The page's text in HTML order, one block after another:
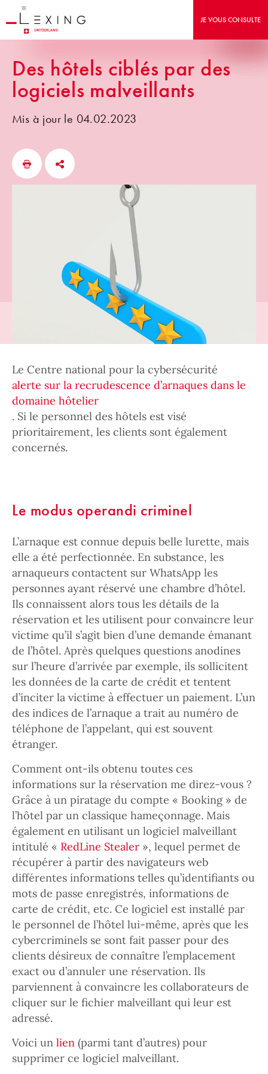
JE VOUS CONSULTE
Des hôtels ciblés par des
logiciels malveillants
Mis à jour le 04.02.2023
Le Centre national pour la cybersécurité
alerte sur la recrudescence d’arnaques dans le
domaine hôtelier
. Si le personnel des hôtels est visé
prioritairement, les clients sont également
concernés.
Le modus operandi criminel
L’arnaque est connue depuis belle lurette, mais
elle a été perfectionnée. En substance, les
arnaqueurs contactent sur WhatsApp les
personnes ayant réservé une chambre d’hôtel.
Ils connaissent alors tous les détails de la
réservation et les utilisent pour convaincre leur
victime qu’il s’agit bien d’une demande émanant
de l’hôtel. Après quelques questions anodines
sur l’heure d’arrivée par exemple, ils sollicitent
les données de la carte de crédit et tentent
d’inciter la victime à effectuer un paiement. L’un
des indices de l’arnaque a trait au numéro de
téléphone de l’appelant, qui est souvent
étranger.
Comment ont-ils obtenu toutes ces
informations sur la réservation me direz-vous ?
Grâce à un piratage du compte « Booking » de
l’hôtel par un classique hameçonnage. Mais
également en utilisant un logiciel malveillant
intitulé « RedLine Stealer », lequel permet de
récupérer à partir des navigateurs web
différentes informations telles qu’identifiants ou
mots de passe enregistrés, informations de
carte de crédit, etc. Ce logiciel est installé par
le personnel de l’hôtel lui-même, après que les
cybercriminels se sont fait passer pour des
clients désireux de connaître l’emplacement
exact ou d’annuler une réservation. Ils
parviennent à convaincre les collaborateurs de
cliquer sur le fichier malveillant qui leur est
adressé.
Voici un lien (parmi tant d’autres) pour
supprimer ce logiciel malveillant.